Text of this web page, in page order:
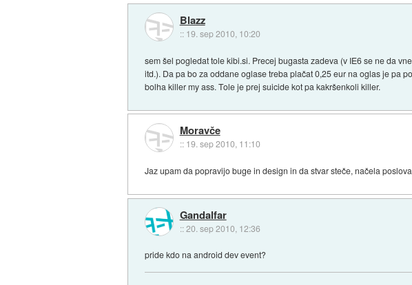
Blazz
:: 19. sep 2010, 10:20
sem šel pogledat tole kibi.si. Precej bugasta zadeva (v IE6 se ne da
itd.). Da pa bo za oddane oglase treba plačat 0,25 eur na oglas je pa
bolha killer my ass. Tole je prej suicide kot pa kakršenkoli killer.
Moravče
:: 19. sep 2010, 11:10
Jaz upam da popravijo buge in design in da stvar steče, načela
Gandalfar
::20. sep 2010, 12:36
pride kdo na android dev event?